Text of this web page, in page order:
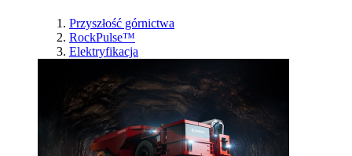
Przyszłość górnictwa
RockPulse™
Elektryfikacja